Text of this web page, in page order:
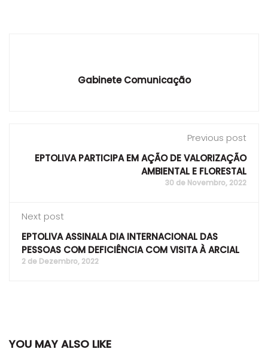
Gabinete Comunicação
Previous post
EPTOLIVA PARTICIPA EM AÇÃO DE VALORIZAÇÃO
AMBIENTAL E FLORESTAL
30 de Novembro, 2022
Next post
EPTOLIVA ASSINALA DIA INTERNACIONAL DAS
PESSOAS COM DEFICIÊNCIA COM VISITA À ARCIAL
2 de Dezembro, 2022
YOU MAY ALSO LIKE